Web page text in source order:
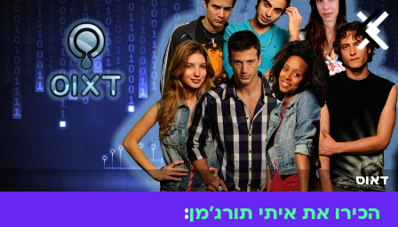
דאוס
הכירו את איתי תורג׳מן: